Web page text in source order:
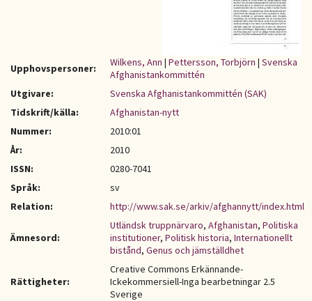
Upphovspersoner: Wilkens, Ann | Pettersson, Torbjörn | Svenska
Afghanistankommittén
Utgivare:
Svenska Afghanistankommittén (SAK)
Tidskrift/källa:
Afghanistan-nytt
Nummer:
2010:01
År:
2010
ISSN:
0280-7041
Språk:
sv
Relation:
http://www.sak.se/arkiv/afghannytt/index.html
Ämnesord:
Utländsk truppnärvaro, Afghanistan, Politiska
institutioner, Politisk historia, Internationellt
bistånd, Genus och jämställdhet
Rättigheter:
Creative Commons Erkännande-
Ickekommersiell-Inga bearbetningar 2.5
Sverige